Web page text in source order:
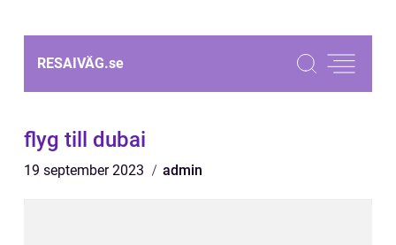
RESAIVÄG.se
flyg till dubai
19 september 2023 admin